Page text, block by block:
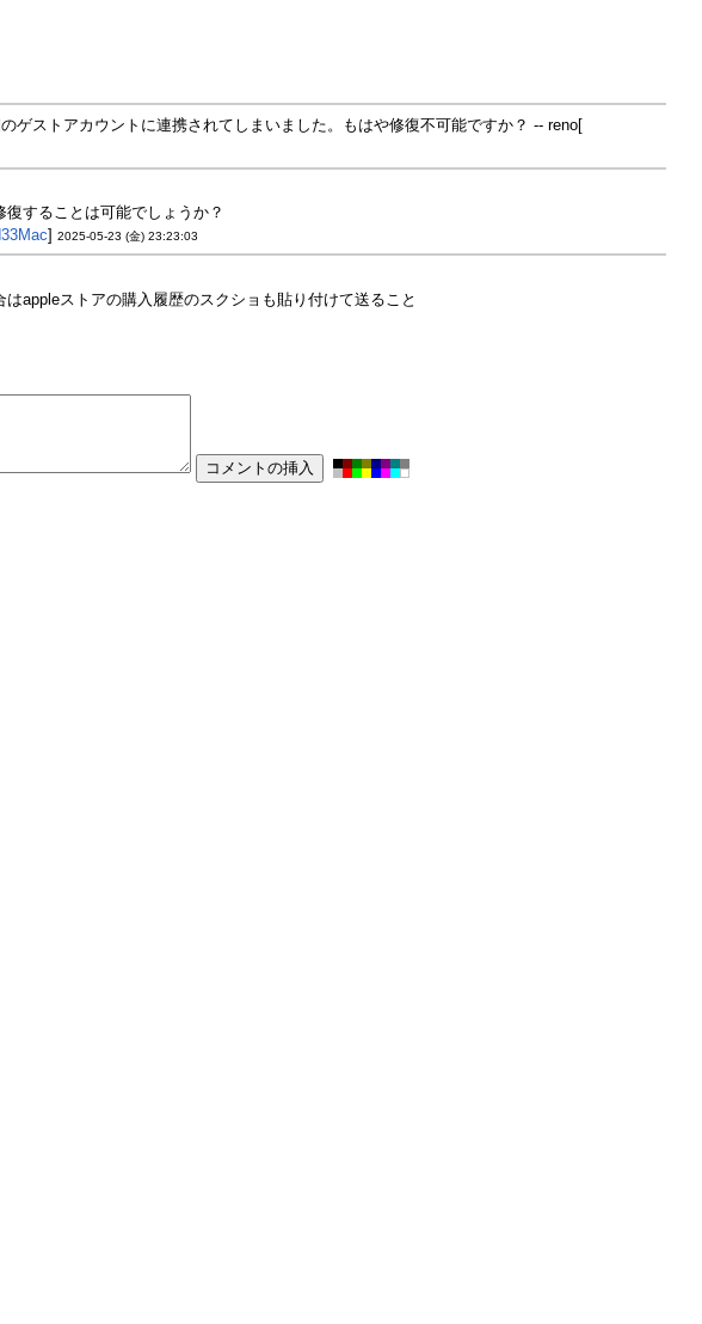
ゲストアカウントに連携されてしまいました。もはや修復不可能ですか？ -- reno[
することは可能でしょうか？
] 2025-05-23 (金) 23:23:03
appleストアの購入履歴のスクショも貼り付けて送ること